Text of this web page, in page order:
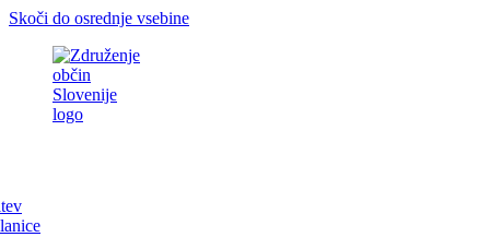
Skoči do osrednje vsebine